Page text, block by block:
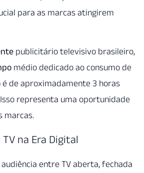
para as marcas atingirem
publicitário televisivo brasileiro,
médio dedicado ao consumo de
de aproximadamente 3 horas
representa uma oportunidade
marcas.
na Era Digital
entre TV aberta, fechada